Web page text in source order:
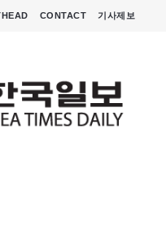
CONTACT 기사제보